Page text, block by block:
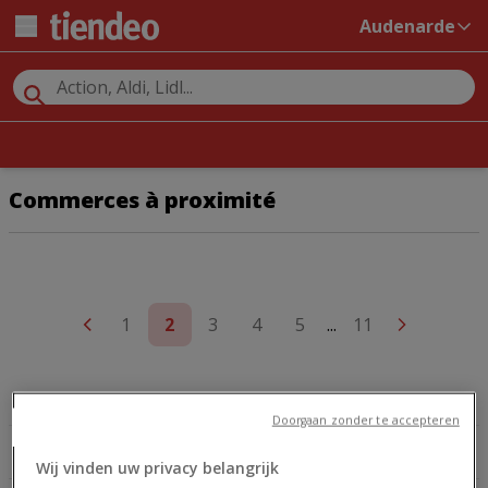
Audenarde
Commerces à proximité
1 2 3 4 5 ... 11
ITEK PRIMARK
Wij vinden uw privacy belangrijk
Doorgaan zonder te accepteren